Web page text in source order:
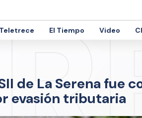
El Tiempo Video
de La Serena fue
evasión tributaria